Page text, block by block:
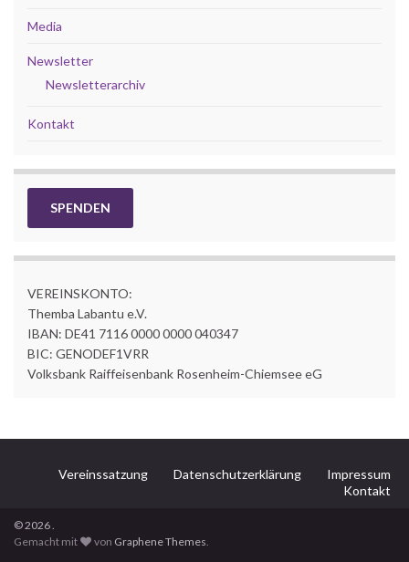
Media
Newsletter
Newsletterarchiv
Kontakt
SPENDEN
VEREINSKONTO:
Themba Labantu e.V.
IBAN: DE41 7116 0000 0000 040347
BIC: GENODEF1VRR
Volksbank Raiffeisenbank Rosenheim-Chiemsee eG
Vereinssatzung Datenschutzerklärung
Impressum
Kontakt
© 2026 .
Gemacht mit
von Graphene Themes.